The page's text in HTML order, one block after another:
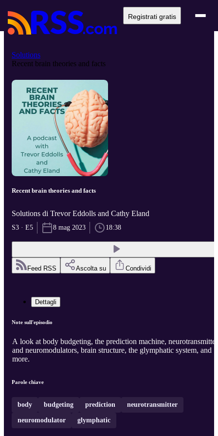
Registrati gratis
Solutions
Recent brain theories and facts
Recent brain theories and facts
Solutions di Trevor Eddolls and Cathy Eland
S3 · E5 8 mag 2023 18:38
Feed RSS Ascolta su Condividi
Dettagli
Note sull'episodio
A look at body budgeting, the prediction machine,
and neuromodulators, brain structure, the glymphatic system, and
more.
Parole chiave
body budgeting prediction neurotransmitter
neuromodulator glymphatic